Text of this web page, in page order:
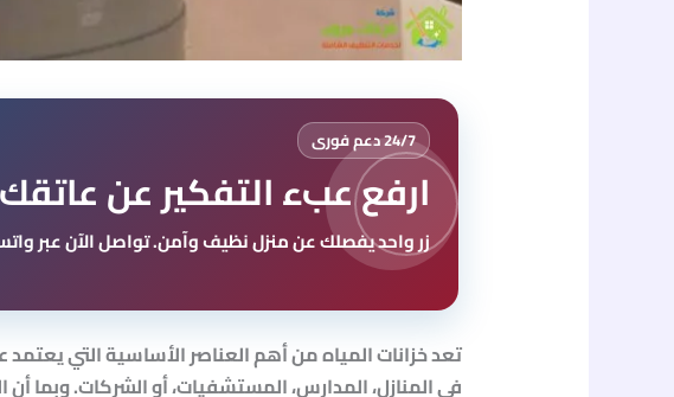
24/7 دعم فورى
ارفع عبء التفكير عن
زر واحد يفصلك عن منزل نظيف وآمن. تواصل الآن عبر
تعد خزانات المياه من أهم العناصر الأساسية التي
في المنازل، المدارس، المستشفيات، أو الشركات. وبما